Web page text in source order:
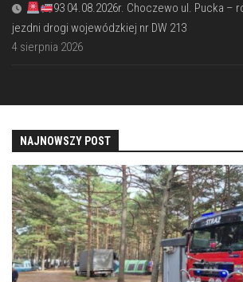
93 04.08.2026r. Choczewo ul. Pucka –
jezdni drogi wojewódzkiej nr DW 213
4 sierpnia 2026
NAJNOWSZY POST